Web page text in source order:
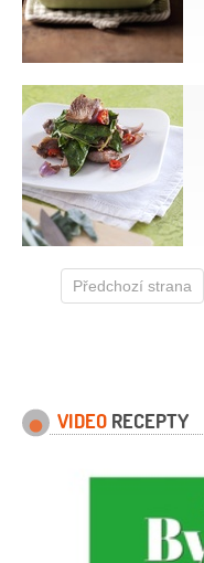
Předchozí strana
VIDEO RECEPTY